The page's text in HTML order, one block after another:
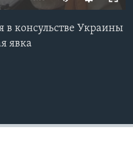
в консульстве Украины
явка